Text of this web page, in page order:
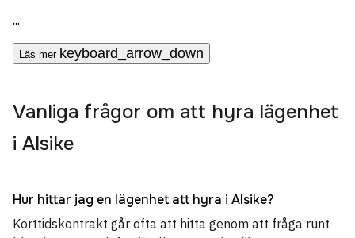
...
Läs mer keyboard_arrow_down
Vanliga frågor om att hyra lägenhet
i Alsike
Hur hittar jag en lägenhet att hyra i Alsike?
Korttidskontrakt går ofta att hitta genom att fråga runt